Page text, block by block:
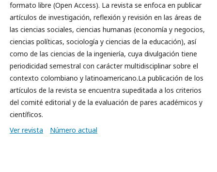
formato libre (Open Access). La revista se enfoca en publicar
artículos de investigación, reflexión y revisión en las áreas de
las ciencias sociales, ciencias humanas (economía y negocios,
ciencias políticas, sociología y ciencias de la educación), así
como de las ciencias de la ingeniería, cuya divulgación tiene
periodicidad semestral con carácter multidisciplinar sobre el
contexto colombiano y latinoamericano.La publicación de los
artículos de la revista se encuentra supeditada a los criterios
del comité editorial y de la evaluación de pares académicos y
científicos.
Ver revista
Número actual